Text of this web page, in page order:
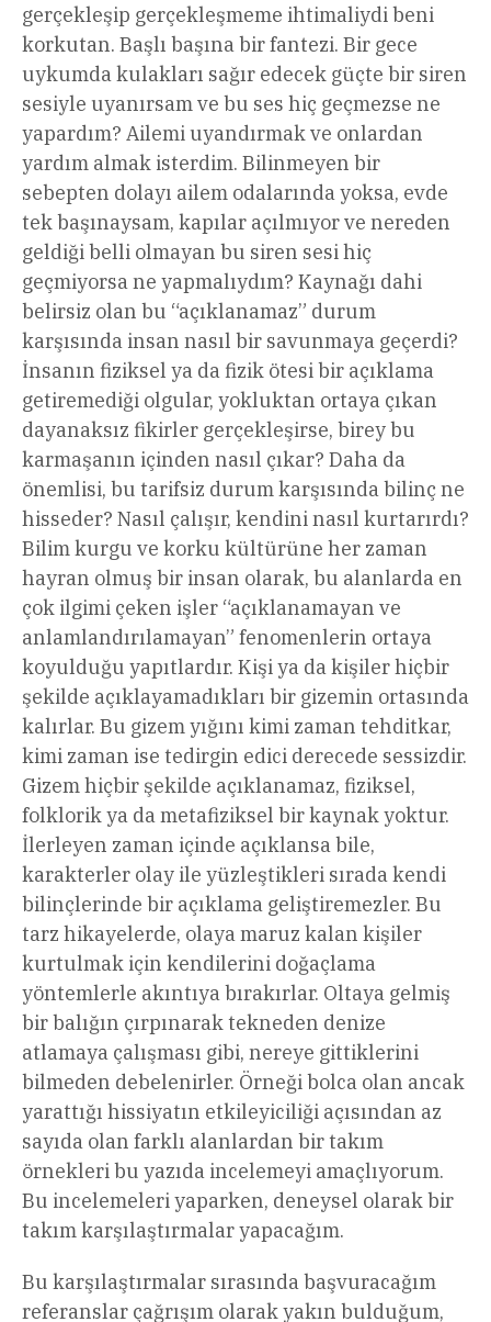
gerçekleşip gerçekleşmeme ihtimaliydi beni
korkutan. Başlı başına bir fantezi. Bir gece
uykumda kulakları sağır edecek güçte bir siren
sesiyle uyanırsam ve bu ses hiç geçmezse ne
yapardım? Ailemi uyandırmak ve onlardan
yardım almak isterdim. Bilinmeyen bir
sebepten dolayı ailem odalarında yoksa, evde
tek başınaysam, kapılar açılmıyor ve nereden
geldiği belli olmayan bu siren sesi hiç
geçmiyorsa ne yapmalıydım? Kaynağı dahi
belirsiz olan bu “açıklanamaz” durum
karşısında insan nasıl bir savunmaya geçerdi?
İnsanın fiziksel ya da fizik ötesi bir açıklama
getiremediği olgular, yokluktan ortaya çıkan
dayanaksız fikirler gerçekleşirse, birey bu
karmaşanın içinden nasıl çıkar? Daha da
önemlisi, bu tarifsiz durum karşısında bilinç ne
hisseder? Nasıl çalışır, kendini nasıl kurtarırdı?
Bilim kurgu ve korku kültürüne her zaman
hayran olmuş bir insan olarak, bu alanlarda en
çok ilgimi çeken işler “açıklanamayan ve
anlamlandırılamayan” fenomenlerin ortaya
koyulduğu yapıtlardır. Kişi ya da kişiler hiçbir
şekilde açıklayamadıkları bir gizemin ortasında
kalırlar. Bu gizem yığını kimi zaman tehditkar,
kimi zaman ise tedirgin edici derecede sessizdir.
Gizem hiçbir şekilde açıklanamaz, fiziksel,
folklorik ya da metafiziksel bir kaynak yoktur.
İlerleyen zaman içinde açıklansa bile,
karakterler olay ile yüzleştikleri sırada kendi
bilinçlerinde bir açıklama geliştiremezler. Bu
tarz hikayelerde, olaya maruz kalan kişiler
kurtulmak için kendilerini doğaçlama
yöntemlerle akıntıya bırakırlar. Oltaya gelmiş
bir balığın çırpınarak tekneden denize
atlamaya çalışması gibi, nereye gittiklerini
bilmeden debelenirler. Örneği bolca olan ancak
yarattığı hissiyatın etkileyiciliği açısından az
sayıda olan farklı alanlardan bir takım
örnekleri bu yazıda incelemeyi amaçlıyorum.
Bu incelemeleri yaparken, deneysel olarak bir
takım karşılaştırmalar yapacağım.
Bu karşılaştırmalar sırasında başvuracağım
referanslar çağrışım olarak yakın bulduğum,